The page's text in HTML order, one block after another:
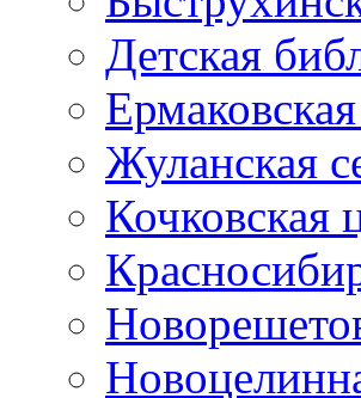
Детская
Жуланская
Кочковская